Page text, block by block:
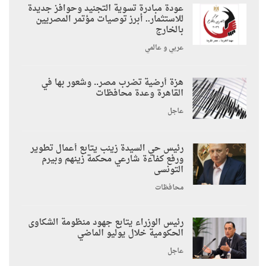
عودة مبادرة تسوية التجنيد وحوافز جديدة
للاستثمار.. أبرز توصيات مؤتمر المصريين
بالخارج
عربي و عالمي
هزة أرضية تضرب مصر.. وشعور بها في
القاهرة وعدة محافظات
عاجل
رئيس حي السيدة زينب يتابع أعمال تطوير
ورفع كفاءة شارعي محكمة زينهم وبيرم
التونسى
محافظات
رئيس الوزراء يتابع جهود منظومة الشكاوى
الحكومية خلال يوليو الماضي
عاجل